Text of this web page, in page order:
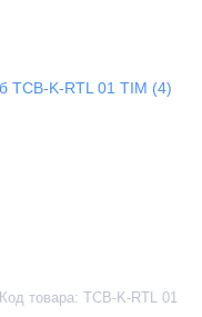
Код товара: TCB-K-RTL 01